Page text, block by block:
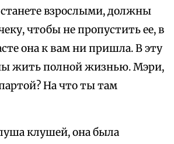
станете взрослыми, должны
чтобы не пропустить ее, в
она к вам ни пришла. В эту
жить полной жизнью. Мэри,
На что ты там
клушей, она была